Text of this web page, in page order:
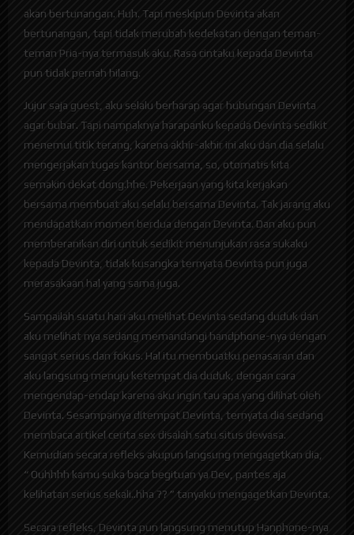
akan bertunangan. Huh. Tapi meskipun Devinta akan
bertunangan, tapi tidak merubah kedekatan dengan teman-
teman Pria-nya termasuk aku. Rasa cintaku kepada Devinta
pun tidak pernah hilang.
Jujur saja guest, aku selalu berharap agar hubungan Devinta
agar bubar. Tapi nampaknya harapanku kepada Devinta sedikit
menemui titik terang, karena akhir-akhir ini aku dan dia selalu
mengerjakan tugas kantor bersama, so, otomatis kita
semakin dekat dong.hhe. Pekerjaan yang kita kerjakan
bersama membuat aku selalu bersama Devinta. Tak jarang aku
mendapatkan momen berdua dengan Devinta. Dan aku pun
memberanikan diri untuk sedikit menunjukan rasa sukaku
kepada Devinta, tidak kusangka ternyata Devinta pun juga
merasakaan hal yang sama juga.
Sampailah suatu hari aku melihat Devinta sedang duduk dan
aku melihat nya sedang memandangi handphone-nya dengan
sangat serius dan fokus. Hal itu membuatku penasaran dan
aku langsung menuju ketempat dia duduk, dengan cara
mengendap-endap karena aku ingin tau apa yang dilihat oleh
Devinta. Sesampainya ditempat Devinta, ternyata dia sedang
membaca artikel cerita sex disalah satu situs dewasa.
Kemudian secara refleks akupun langsung mengagetkan dia,
“ Ouhhhh kamu suka baca begituan ya Dev, pantes aja
kelihatan serius sekali..hha ?? ” tanyaku mengagetkan Devinta.
Secara refleks, Devinta pun langsung menutup Hanphone-nya